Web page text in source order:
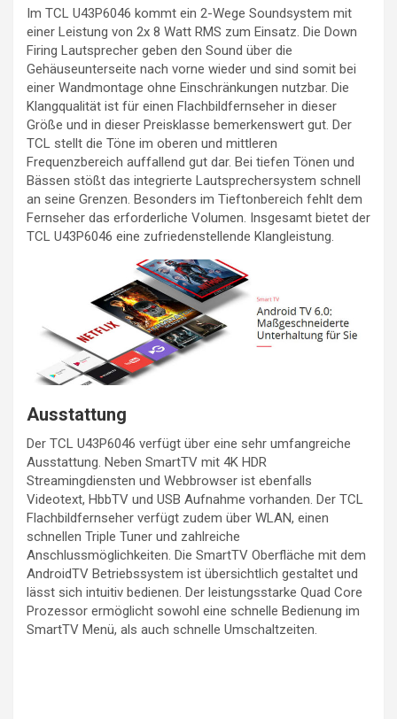
Im TCL U43P6046 kommt ein 2-Wege Soundsystem mit
einer Leistung von 2x 8 Watt RMS zum Einsatz. Die Down
Firing Lautsprecher geben den Sound über die
Gehäuseunterseite nach vorne wieder und sind somit bei
einer Wandmontage ohne Einschränkungen nutzbar. Die
Klangqualität ist für einen Flachbildfernseher in dieser
Größe und in dieser Preisklasse bemerkenswert gut. Der
TCL stellt die Töne im oberen und mittleren
Frequenzbereich auffallend gut dar. Bei tiefen Tönen und
Bässen stößt das integrierte Lautsprechersystem schnell
an seine Grenzen. Besonders im Tieftonbereich fehlt dem
Fernseher das erforderliche Volumen. Insgesamt bietet der
TCL U43P6046 eine zufriedenstellende Klangleistung.
Ausstattung
Der TCL U43P6046 verfügt über eine sehr umfangreiche
Ausstattung. Neben SmartTV mit 4K HDR
Streamingdiensten und Webbrowser ist ebenfalls
Videotext, HbbTV und USB Aufnahme vorhanden. Der TCL
Flachbildfernseher verfügt zudem über WLAN, einen
schnellen Triple Tuner und zahlreiche
Anschlussmöglichkeiten. Die SmartTV Oberfläche mit dem
AndroidTV Betriebssystem ist übersichtlich gestaltet und
lässt sich intuitiv bedienen. Der leistungsstarke Quad Core
Prozessor ermöglicht sowohl eine schnelle Bedienung im
SmartTV Menü, als auch schnelle Umschaltzeiten.